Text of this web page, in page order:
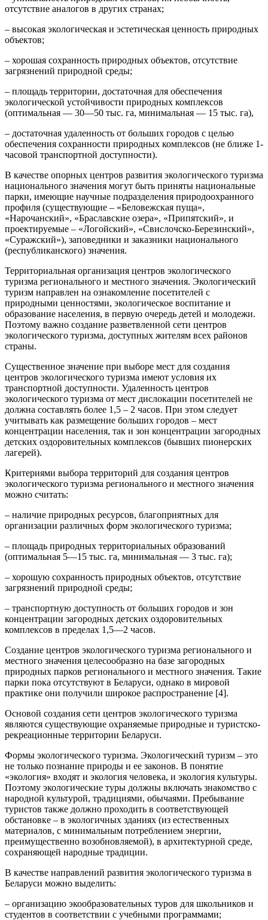
отсутствие аналогов в других странах;
– высокая экологическая и эстетическая ценность природных
объектов;
– хорошая сохранность природных объектов, отсутствие
загрязнений природной среды;
– площадь территории, достаточная для обеспечения
экологической устойчивости природных комплексов
(оптимальная — 30—50 тыс. га, минимальная — 15 тыс. га),
– достаточная удаленность от больших городов с целью
обеспечения сохранности природных комплексов (не ближе 1-
часовой транспортной доступности).
В качестве опорных центров развития экологического туризма
национального значения могут быть приняты национальные
парки, имеющие научные подразделения природоохранного
профиля (существующие – «Беловежская пуща»,
«Нарочанский», «Браславские озера», «Припятский», и
проектируемые – «Логойский», «Свислочско-Березинский»,
«Суражский»), заповедники и заказники национального
(республиканского) значения.
Территориальная организация центров экологического
туризма регионального и местного значения. Экологический
туризм направлен на ознакомление посетителей с
природными ценностями, экологическое воспитание и
образование населения, в первую очередь детей и молодежи.
Поэтому важно создание разветвленной сети центров
экологического туризма, доступных жителям всех районов
страны.
Существенное значение при выборе мест для создания
центров экологического туризма имеют условия их
транспортной доступности. Удаленность центров
экологического туризма от мест дислокации посетителей не
должна составлять более 1,5 – 2 часов. При этом следует
учитывать как размещение больших городов – мест
концентрации населения, так и зон концентрации загородных
детских оздоровительных комплексов (бывших пионерских
лагерей).
Критериями выбора территорий для создания центров
экологического туризма регионального и местного значения
можно считать:
– наличие природных ресурсов, благоприятных для
организации различных форм экологического туризма;
– площадь природных территориальных образований
(оптимальная 5—15 тыс. га, минимальная — 3 тыс. га);
– хорошую сохранность природных объектов, отсутствие
загрязнений природной среды;
– транспортную доступность от больших городов и зон
концентрации загородных детских оздоровительных
комплексов в пределах 1,5—2 часов.
Создание центров экологического туризма регионального и
местного значения целесообразно на базе загородных
природных парков регионального и местного значения. Такие
парки пока отсутствуют в Беларуси, однако в мировой
практике они получили широкое распространение [4].
Основой создания сети центров экологического туризма
являются существующие охраняемые природные и туристско-
рекреационные территории Беларуси.
Формы экологического туризма. Экологический туризм – это
не только познание природы и ее законов. В понятие
«экология» входят и экология человека, и экология культуры.
Поэтому экологические туры должны включать знакомство с
народной культурой, традициями, обычаями. Пребывание
туристов также должно проходить в соответствующей
обстановке – в экологичных зданиях (из естественных
материалов, с минимальным потреблением энергии,
преимущественно возобновляемой), в архитектурной среде,
сохраняющей народные традиции.
В качестве направлений развития экологического туризма в
Беларуси можно выделить:
– организацию экообразовательных туров для школьников и
студентов в соответствии с учебными программами;